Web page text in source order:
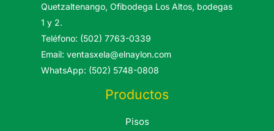
Quetzaltenango, Ofibodega Los Altos, bodegas
1 y 2.
Teléfono: (502) 7763-0339
Email: ventasxela@elnaylon.com
WhatsApp: (502) 5748-0808
Productos
Pisos